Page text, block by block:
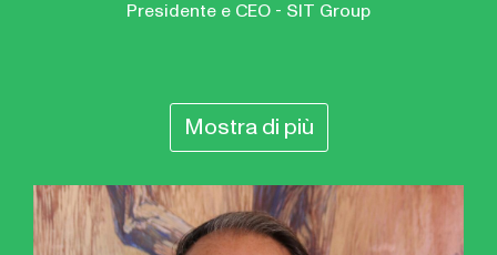
Presidente e CEO - SIT Group
Mostra di più